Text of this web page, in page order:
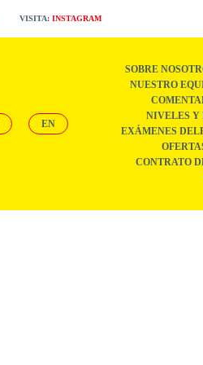
VISITA: INSTAGRAM
EN
SOBRE
NUESTRO
NIVELES Y
EXÁMENES
CONTRATO